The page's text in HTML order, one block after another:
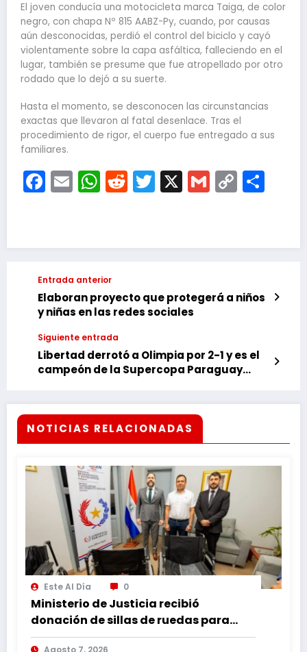
El joven conducía una motocicleta marca Taiga, de color
negro, con chapa Nº 815 AABZ-Py, cuando, por causas
aún desconocidas, perdió el control del biciclo y cayó
violentamente sobre la capa asfáltica, falleciendo en el
lugar, también se presume que fue atropellado por otro
rodado que lo dejó a su suerte.
Hasta el momento, se desconocen las circunstancias
exactas que llevaron al fatal desenlace. Tras el
procedimiento de rigor, el cuerpo fue entregado a sus
familiares.
Facebook
EmailWhatsApp
Reddit
Twitter
X Gmail
Copy
Link
Entrada anterior
Elaboran proyecto que protegerá a niños
y niñas en las redes sociales
Siguiente entrada
Libertad derrotó a Olimpia por 2-1 y es el
campeón de la Supercopa Paraguay
NOTICIAS RELACIONADAS
Este Al Día 0
Ministerio de Justicia recibió
donación de sillas de ruedas para
internos vulnerables
Agosto 7, 2026